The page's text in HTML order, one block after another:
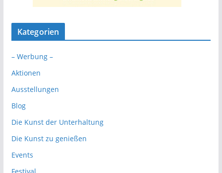
Kategorien
– Werbung –
Aktionen
Ausstellungen
Blog
Die Kunst der Unterhaltung
Die Kunst zu genießen
Events